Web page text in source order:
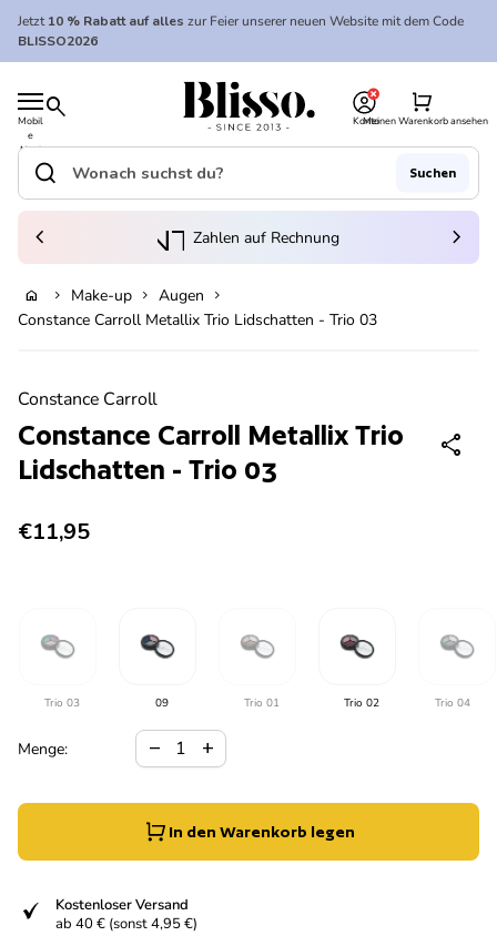
In den Warenkorb legen
Zum Inhalt springen
Jetzt10 % Rabatt auf alles zur Feier unserer neuen Website mit dem Code
BLISSO2026
Mobil
e
Navi
gatio
search
Startseite
Konto
Meinen Warenkorb ansehen
shopping_cart
Startseite
Suche"
search Suchen
(Link öffnet in neuem Tab/Fenster)
Zahlen auf Rechnung
chevron_left chevron_right
home chevron_right Make-up chevron_right Augen chevron_right
Constance Carroll Metallix Trio Lidschatten - Trio 03
Constance Carroll
Constance Carroll Metallix Trio
Lidschatten - Trio 03
share
Regulärer Preis
€11,95
Trio 03 09 Trio 01 Trio 02 Trio 04
Menge:
Verringerung der Menge für
remove
Menge erhöhen für
add
In den Warenkorb legen
Kostenloser Versand
ab 40 € (sonst 4,95 €)